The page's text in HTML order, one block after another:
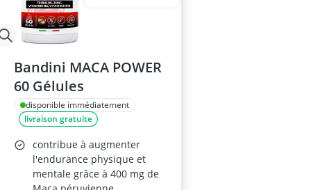
Bandini MACA POWER
60 Gélules
disponible immédiatement
livraison gratuite
contribue à augmenter
l'endurance physique et
mentale grâce à 400 mg de